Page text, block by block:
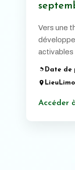
Vers une
activables
Date de
Lieu
Accéder